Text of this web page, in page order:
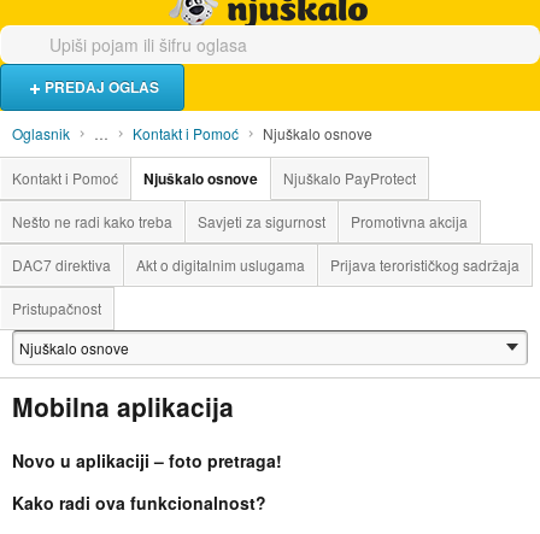
PREDAJ OGLAS
Oglasnik … Kontakt i Pomoć Njuškalo osnove
Kontakt i Pomoć Njuškalo osnove Njuškalo PayProtect
Nešto ne radi kako treba Savjeti za sigurnost Promotivna akcija
DAC7 direktiva Akt o digitalnim uslugama Prijava terorističkog sadržaja
Pristupačnost
Mobilna aplikacija
Novo u aplikaciji – foto pretraga!
Kako radi ova funkcionalnost?